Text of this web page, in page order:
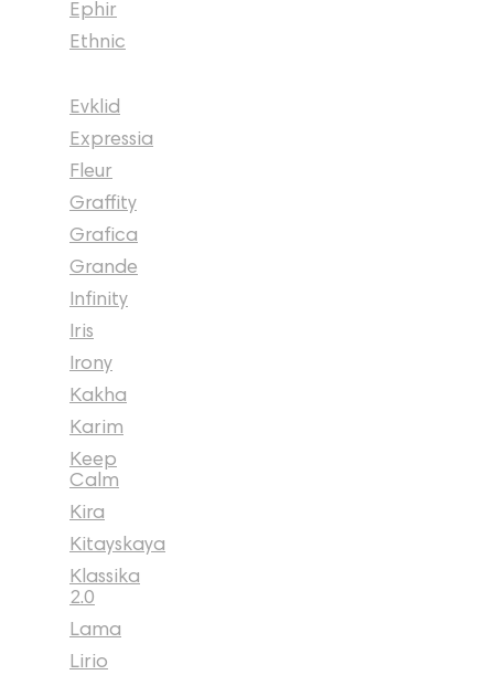
Ephir
Ethnic
Evklid
Expressia
Fleur
Graffity
Grafica
Grande
Infinity
Iris
Irony
Kakha
Karim
Keep
Calm
Kira
Kitayskaya
Klassika
2.0
Lama
Lirio